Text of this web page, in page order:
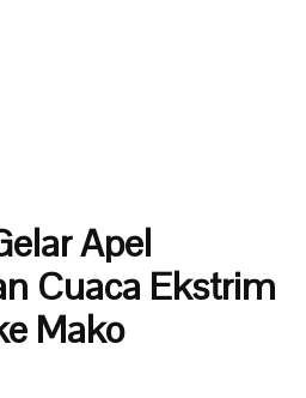
Apel
Cuaca Ekstrim
Mako